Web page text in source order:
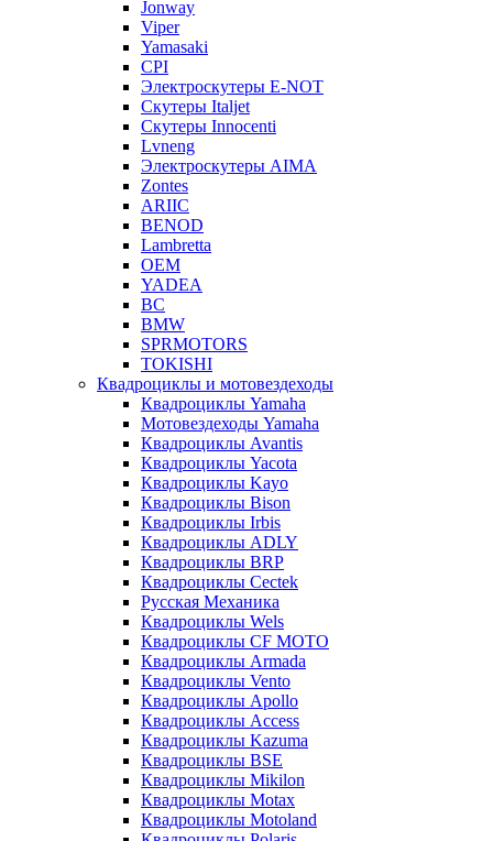
Jonway
Viper
Yamasaki
CPI
Электроскутеры E-NOT
Скутеры Italjet
Скутеры Innocenti
Lvneng
Электроскутеры AIMA
Zontes
ARIIC
BENOD
Lambretta
OEM
YADEA
BC
BMW
SPRMOTORS
TOKISHI
Квадроциклы и мотовездеходы
Квадроциклы Yamaha
Мотовездеходы Yamaha
Квадроциклы Avantis
Квадроциклы Yacota
Квадроциклы Kayo
Квадроциклы Bison
Квадроциклы Irbis
Квадроциклы ADLY
Квадроциклы BRP
Квадроциклы Cectek
Русская Механика
Квадроциклы Wels
Квадроциклы CF MOTO
Квадроциклы Armada
Квадроциклы Vento
Квадроциклы Apollo
Квадроциклы Access
Квадроциклы Kazuma
Квадроциклы BSE
Квадроциклы Mikilon
Квадроциклы Motax
Квадроциклы Motoland